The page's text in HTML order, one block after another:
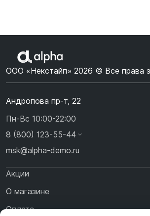
ООО «Некстайп» 2026 © Все права
Андропова пр-т, 22
Пн-Вс 10:00-22:00
8 (800) 123-55-44
msk@alpha-demo.ru
Акции
О магазине
Оплата